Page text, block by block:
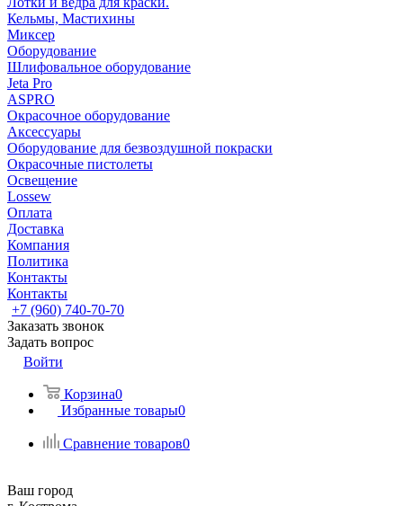
Кельмы, Мастихины
Миксер
Оборудование
Шлифовальное оборудование
Jeta Pro
ASPRO
Окрасочное оборудование
Аксессуары
Оборудование для безвоздушной покраски
Окрасочные пистолеты
Освещение
Lossew
Оплата
Доставка
Компания
Политика
Контакты
Контакты
+7 (960) 740-70-70
Заказать звонок
Задать вопрос
Войти
Корзина0
Избранные товары0
Сравнение товаров0
Ваш город